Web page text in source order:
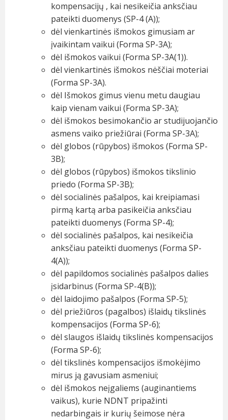
kompensacijų , kai nesikeičia anksčiau
pateikti duomenys (SP-4 (A));
dėl vienkartinės išmokos gimusiam ar
įvaikintam vaikui (Forma SP-3A);
dėl išmokos vaikui (Forma SP-3A(1)).
dėl vienkartinės išmokos nėščiai moteriai
(Forma SP-3A).
dėl Išmokos gimus vienu metu daugiau
kaip vienam vaikui (Forma SP-3A);
dėl išmokos besimokančio ar studijuojančio
asmens vaiko priežiūrai (Forma SP-3A);
dėl globos (rūpybos) išmokos (Forma SP-
3B);
dėl globos (rūpybos) išmokos tikslinio
priedo (Forma SP-3B);
dėl socialinės pašalpos, kai kreipiamasi
pirmą kartą arba pasikeičia anksčiau
pateikti duomenys (Forma SP-4);
dėl socialinės pašalpos, kai nesikeičia
anksčiau pateikti duomenys (Forma SP-
4(A));
dėl papildomos socialinės pašalpos dalies
įsidarbinus (Forma SP-4(B));
dėl laidojimo pašalpos (Forma SP-5);
dėl priežiūros (pagalbos) išlaidų tikslinės
kompensacijos (Forma SP-6);
dėl slaugos išlaidų tikslinės kompensacijos
(Forma SP-6);
dėl tikslinės kompensacijos išmokėjimo
mirus ją gavusiam asmeniui;
dėl išmokos neįgaliems (auginantiems
vaikus), kurie NDNT pripažinti
nedarbingais ir kurių šeimose nėra